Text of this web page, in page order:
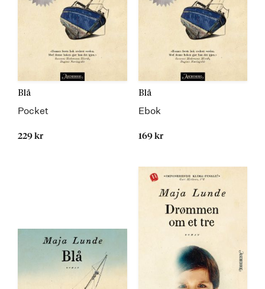
Blå
Pocket
229 kr
Blå
Ebok
169 kr